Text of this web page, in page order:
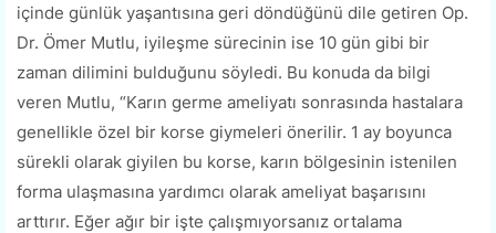
içinde günlük yaşantısına geri döndüğünü dile getiren Op.
Dr. Ömer Mutlu, iyileşme sürecinin ise 10 gün gibi bir
zaman dilimini bulduğunu söyledi. Bu konuda da bilgi
veren Mutlu, “Karın germe ameliyatı sonrasında hastalara
genellikle özel bir korse giymeleri önerilir. 1 ay boyunca
sürekli olarak giyilen bu korse, karın bölgesinin istenilen
forma ulaşmasına yardımcı olarak ameliyat başarısını
arttırır. Eğer ağır bir işte çalışmıyorsanız ortalama